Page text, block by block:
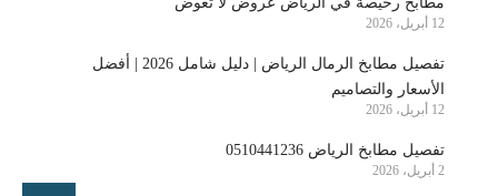
12 أبريل، 2026
تفصيل مطابخ الرمال الرياض | دليل شامل 2026 | أفضل
الأسعار والتصاميم
12 أبريل، 2026
تفصيل مطابخ الرياض 0510441236
2 أبريل، 2026